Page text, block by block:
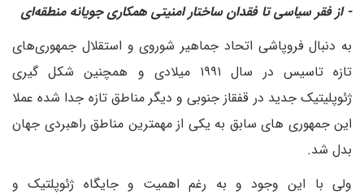
- از فقر سیاسی تا فقدان ساختار امنیتی همکاری جویانه منطقه‌ای
به دنبال فروپاشی اتحاد جماهیر شوروی و استقلال جمهوری‌های
تازه تاسیس در سال ۱۹۹۱ میلادی و همچنین شکل گیری
ژئوپلیتیک جدید در قفقاز جنوبی و دیگر مناطق تازه جدا شده عملا
این جمهوری های سابق به یکی از مهمترین مناطق راهبردی جهان
بدل شد.
ولی با این وجود و به رغم اهمیت و جایگاه ژئوپلتیک و